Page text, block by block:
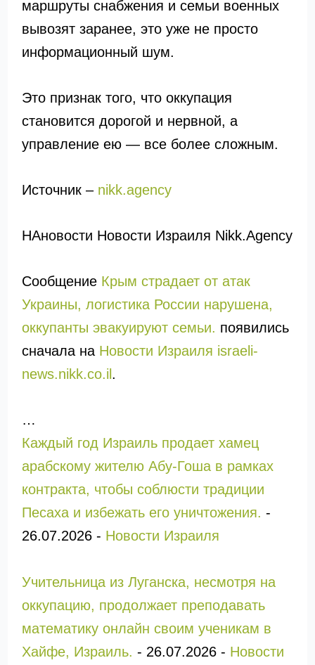
маршруты снабжения и семьи военных
вывозят заранее, это уже не просто
информационный шум.
Это признак того, что оккупация
становится дорогой и нервной, а
управление ею — все более сложным.
Источник – nikk.agency
НАновости Новости Израиля Nikk.Agency
Сообщение Крым страдает от атак
Украины, логистика России нарушена,
оккупанты эвакуируют семьи. появились
сначала на Новости Израиля israeli-
news.nikk.co.il .
…
Каждый год Израиль продает хамец
арабскому жителю Абу-Гоша в рамках
контракта, чтобы соблюсти традиции
Песаха и избежать его уничтожения. -
26.07.2026- Новости Израиля
Учительница из Луганска, несмотря на
оккупацию, продолжает преподавать
математику онлайн своим ученикам в
Хайфе, Израиль. - 26.07.2026- Новости